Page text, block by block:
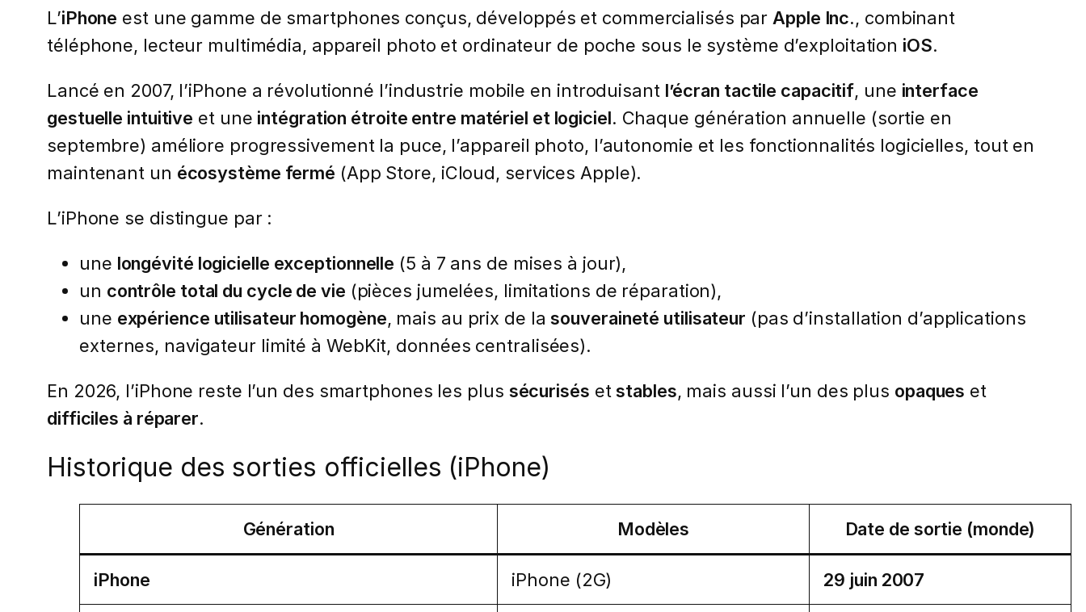
L’iPhone est une gamme de smartphones conçus, développés et commercialisés parApple Inc., combinant
téléphone, lecteur multimédia, appareil photo et ordinateur de poche sous le système d’exploitation iOS.
Lancé en 2007, l’iPhone a révolutionné l’industrie mobile en introduisant l’écran tactile capacitif, une interface
gestuelle intuitive et une intégration étroite entre matériel et logiciel. Chaque génération annuelle (sortie en
septembre) améliore progressivement la puce, l’appareil photo, l’autonomie et les fonctionnalités logicielles, tout en
maintenant un écosystème fermé (App Store, iCloud, services Apple).
L’iPhone se distingue par :
une longévité logicielle exceptionnelle (5 à 7 ans de mises à jour),
un contrôle total du cycle de vie (pièces jumelées, limitations de réparation),
une expérience utilisateur homogène, mais au prix de lasouveraineté utilisateur (pas d’installation d’applications
externes, navigateur limité à WebKit, données centralisées).
En 2026, l’iPhone reste l’un des smartphones les plus sécurisés etstables, mais aussi l’un des plus opaques et
difficiles à réparer.
Historique des sorties officielles (iPhone)
Génération Modèles Date de sortie (monde)
iPhone iPhone (2G) 29 juin 2007